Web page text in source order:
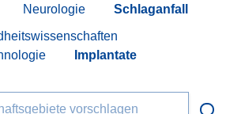
Neurologie
Schlaganfall
Implantate
vorschlagen